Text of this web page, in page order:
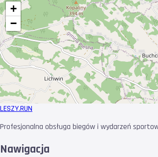
+
−
LESZY.RUN
Profesjonalna obsługa biegów i wydarzeń
Nawigacja